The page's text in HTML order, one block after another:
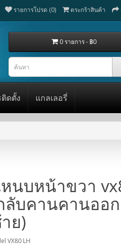
รายการโปรด (0) ตระกร้าสินค้า
0 รายการ - ฿0
ดตั้ง แกลเลอรี่
นบหน้าขวา
ลับคานคานออก
ย)
VX80 LH